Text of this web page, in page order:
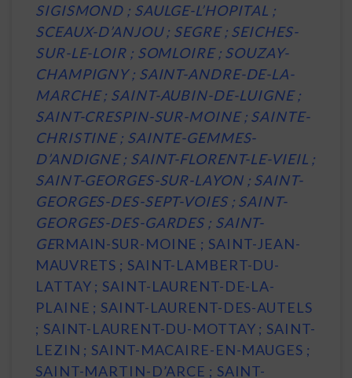
SIGISMOND ; SAULGE-L’HOPITAL ;
SCEAUX-D’ANJOU ; SEGRE ; SEICHES-
SUR-LE-LOIR ; SOMLOIRE ; SOUZAY-
CHAMPIGNY ; SAINT-ANDRE-DE-LA-
MARCHE ; SAINT-AUBIN-DE-LUIGNE ;
SAINT-CRESPIN-SUR-MOINE ; SAINTE-
CHRISTINE ; SAINTE-GEMMES-
D’ANDIGNE ; SAINT-FLORENT-LE-VIEIL ;
SAINT-GEORGES-SUR-LAYON ; SAINT-
GEORGES-DES-SEPT-VOIES ; SAINT-
GEORGES-DES-GARDES ; SAINT-
GERMAIN-SUR-MOINE ; SAINT-JEAN-
MAUVRETS ; SAINT-LAMBERT-DU-
LATTAY ; SAINT-LAURENT-DE-LA-
PLAINE ; SAINT-LAURENT-DES-AUTELS
; SAINT-LAURENT-DU-MOTTAY ; SAINT-
LEZIN ; SAINT-MACAIRE-EN-MAUGES ;
SAINT-MARTIN-D’ARCE ; SAINT-